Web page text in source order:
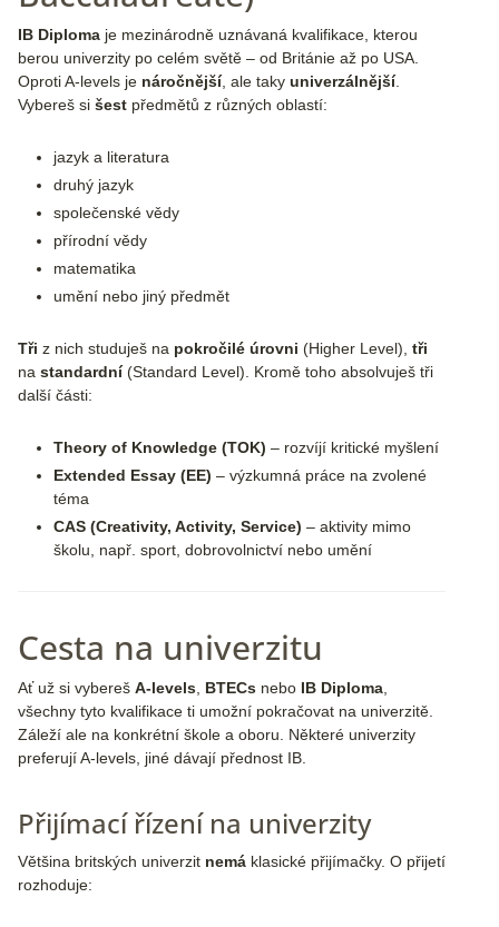
IB Diploma je mezinárodně uznávaná kvalifikace, kterou
berou univerzity po celém světě – od Británie až po USA.
Oproti A-levels je náročnější, ale taky univerzálnější.
Vybereš si šest předmětů z různých oblastí:
jazyk a literatura
druhý jazyk
společenské vědy
přírodní vědy
matematika
umění nebo jiný předmět
Tři z nich studuješ na pokročilé úrovni (Higher Level), tři
na standardní(Standard Level). Kromě toho absolvuješ tři
další části:
Theory of Knowledge (TOK) – rozvíjí kritické myšlení
Extended Essay (EE) – výzkumná práce na zvolené
téma
CAS (Creativity, Activity, Service) – aktivity mimo
školu, např. sport, dobrovolnictví nebo umění
Cesta na univerzitu
Ať už si vybereš A-levels BTECs nebo IB Diploma
všechny tyto kvalifikace ti umožní pokračovat na univerzitě.
Záleží ale na konkrétní škole a oboru. Některé univerzity
preferují A-levels, jiné dávají přednost IB.
Přijímací řízení na univerzity
Většina britských univerzit nemá klasické přijímačky. O přijetí
rozhoduje: